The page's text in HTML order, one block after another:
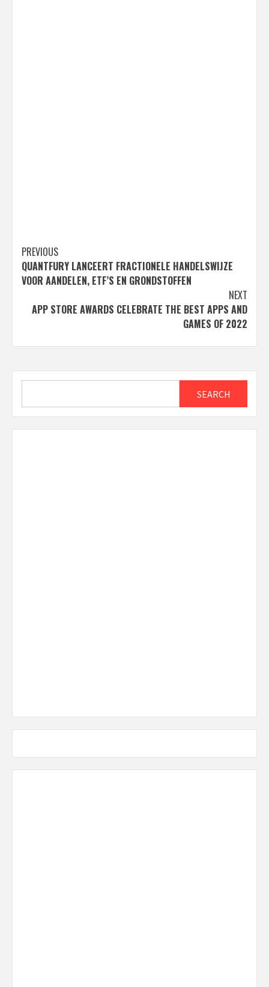
Post
navigation
PREVIOUS
QUANTFURY LANCEERT FRACTIONELE HANDELSWIJZE
VOOR AANDELEN, ETF’S EN GRONDSTOFFEN
NEXT
APP STORE AWARDS CELEBRATE THE BEST APPS AND
GAMES OF 2022
SEARCH